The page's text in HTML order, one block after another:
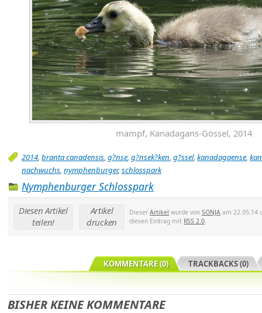
mampf, Kanadagans-Gössel, 2014
2014, branta canadensis, g?nse, g?nsek?ken, g?ssel, kanadagaense,
nachwuchs, nymphenburger,schlosspark
Nymphenburger Schlosspark
Diesen Artikel
teilen!
Artikel
drucken
Dieser Artikel wurde von SONJA am 22.05.14
diesen Eintrag mit RSS 2.0
TRACKBACKS (0)
KOMMENTARE (0)
BISHER KEINE KOMMENTARE